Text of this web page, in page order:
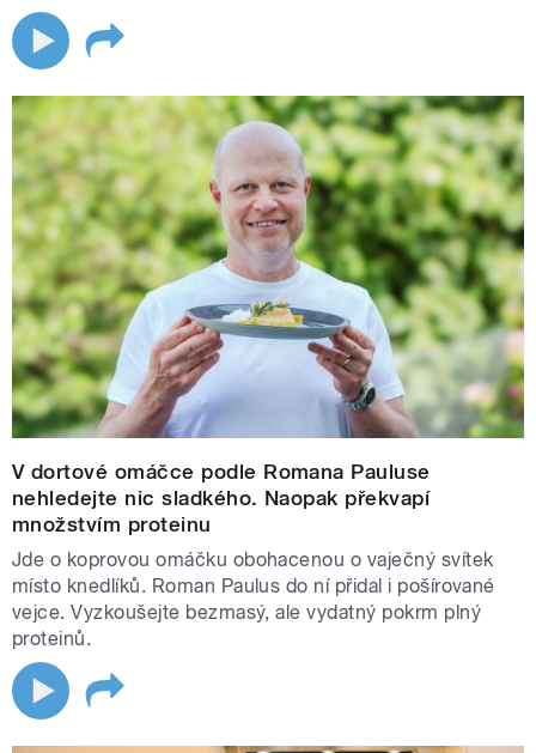
V dortové omáčce podle Romana Pauluse
nehledejte nic sladkého. Naopak překvapí
množstvím proteinu
Jde o koprovou omáčku obohacenou o vaječný svítek
místo knedlíků. Roman Paulus do ní přidal i pošírované
vejce. Vyzkoušejte bezmasý, ale vydatný pokrm plný
proteinů.